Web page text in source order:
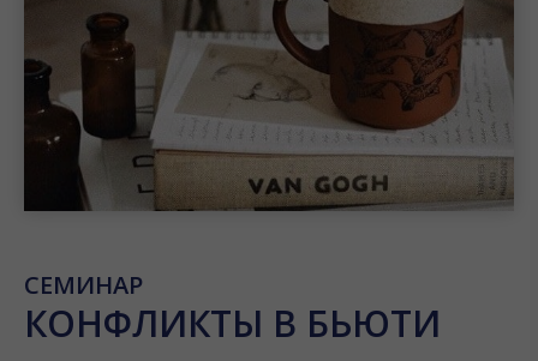
СЕМИНАР
КОНФЛИКТЫ В БЬЮТИ